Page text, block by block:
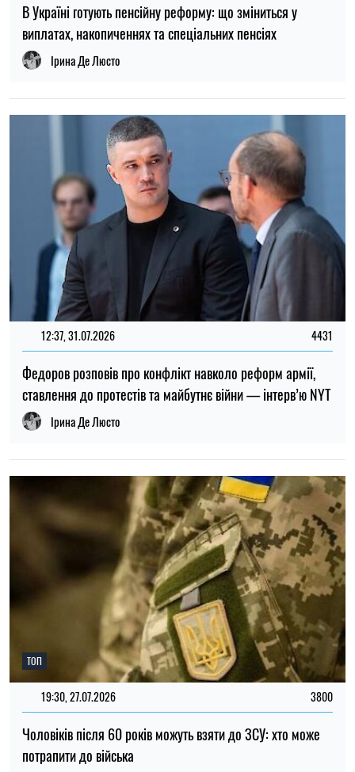
В Україні готують пенсійну реформу: що зміниться у
виплатах, накопиченнях та спеціальних пенсіях
Ірина Де Люсто
12:37, 31.07.2026 4431
Федоров розповів про конфлікт навколо реформ армії,
ставлення до протестів та майбутнє війни — інтерв’ю NYT
Ірина Де Люсто
ТОП
19:30, 27.07.2026 3800
Чоловіків після 60 років можуть взяти до ЗСУ: хто може
потрапити до війська